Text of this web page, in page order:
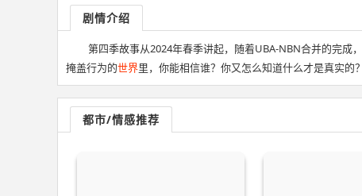
剧情介绍
第四季故事从2024年春季讲起，随着UBA-NBN合并的完成，
掩盖行为的世界里，你能相信谁？你又怎么知道什么才是真实的？
都市/情感推荐